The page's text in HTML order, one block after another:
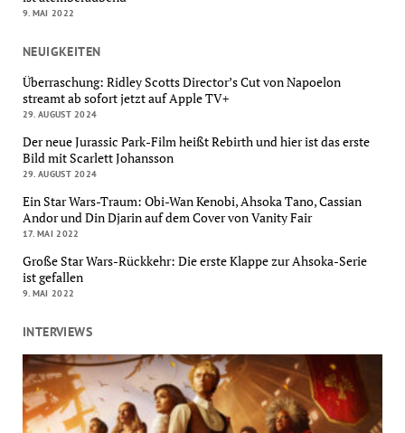
9. MAI 2022
NEUIGKEITEN
Überraschung: Ridley Scotts Director’s Cut von Napoelon
streamt ab sofort jetzt auf Apple TV+
29. AUGUST 2024
Der neue Jurassic Park-Film heißt Rebirth und hier ist das erste
Bild mit Scarlett Johansson
29. AUGUST 2024
Ein Star Wars-Traum: Obi-Wan Kenobi, Ahsoka Tano, Cassian
Andor und Din Djarin auf dem Cover von Vanity Fair
17. MAI 2022
Große Star Wars-Rückkehr: Die erste Klappe zur Ahsoka-Serie
ist gefallen
9. MAI 2022
INTERVIEWS